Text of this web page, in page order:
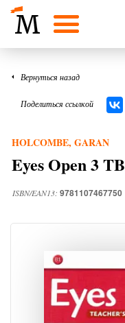
Вернуться назад
Поделиться ссылкой
HOLCOMBE, GARAN
Eyes Open 3 TB
ISBN/EAN13: 9781107467750